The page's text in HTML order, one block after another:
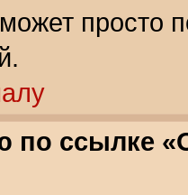
просто
по ссылке